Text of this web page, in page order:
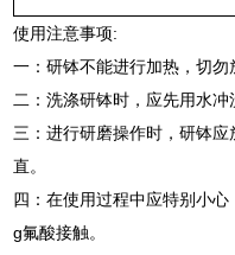
使用注意事项:
一：研钵不能进行加热，切勿
二：洗涤研钵时，应先用水冲
三：进行研磨操作时，研钵
直。
四：在使用过程中应特别小
g氟酸接触。